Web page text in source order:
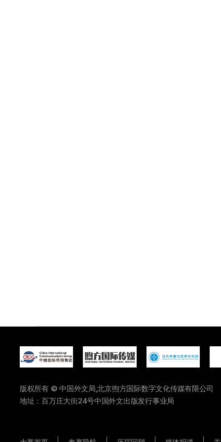
版权所有 © 中国外文局,北京煦方国际数字文化传媒有限公司
地址：百万庄大街24号中国外文出版发行事业局